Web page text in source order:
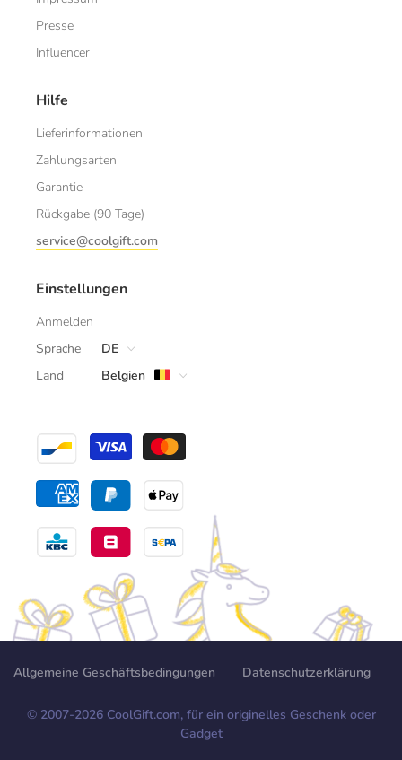
Presse
Influencer
Hilfe
Lieferinformationen
Zahlungsarten
Garantie
Rückgabe (90 Tage)
service@coolgift.com
Einstellungen
Anmelden
Sprache
DE
Land
Belgien
Allgemeine Geschäftsbedingungen Datenschutzerklärung
© 2007-2026CoolGift.com, für ein originelles Geschenk oder
Gadget